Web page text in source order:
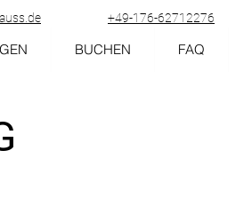
+49-176-62712276
BUCHEN FAQ